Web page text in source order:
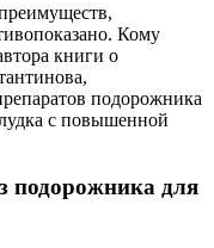
Кому
книги о
подорожника
с повышенной
подорожника для